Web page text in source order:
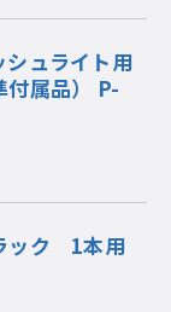
ュライト用
付属品） P-
ック 1本用